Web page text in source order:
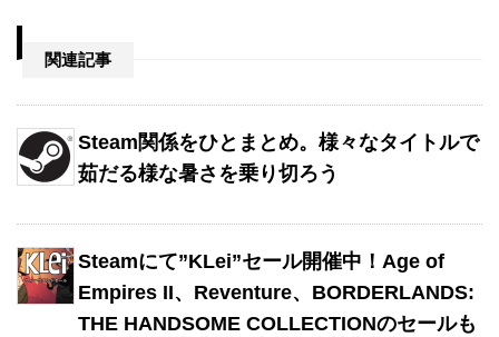
関連記事
Steam関係をひとまとめ。様々なタイトルで
茹だる様な暑さを乗り切ろう
Steamにて”KLei”セール開催中！Age of
Empires II、Reventure、BORDERLANDS:
THE HANDSOME COLLECTIONのセールも